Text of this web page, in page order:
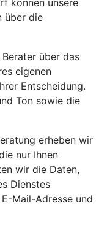
können unsere
über die
über das
eigenen
Entscheidung.
Ton sowie die
erheben wir
nur Ihnen
wir die Daten,
Dienstes
Mail-Adresse und